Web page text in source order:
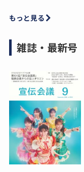
もっと見る
雑誌・最新号